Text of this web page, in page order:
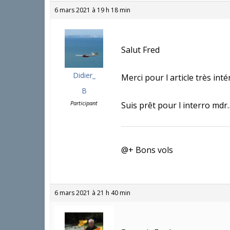
6 mars 2021 à 19 h 18 min
Didier_
B
Participant
Salut Fred
Merci pour l article très
Suis prêt pour l interro
@+ Bons vols
6 mars 2021 à 21 h 40 min